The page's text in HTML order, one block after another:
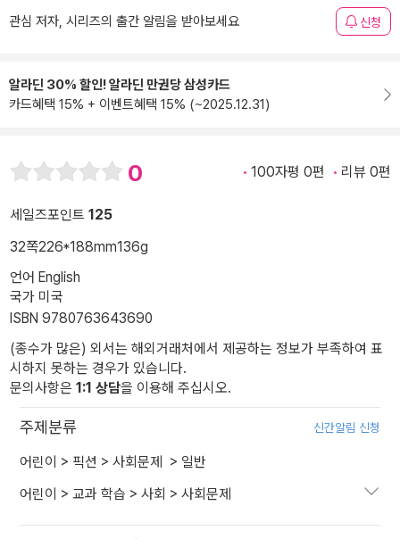
관심 저자, 시리즈의 출간 알림을 받아보세요 신청
알라딘 30% 할인! 알라딘 만권당 삼성카드
카드혜택 15% + 이벤트혜택 15% (~2025.12.31)
0 100자평 0편 리뷰 0편
세일즈포인트 125
32쪽226*188mm136g
언어 English
국가 미국
ISBN 9780763643690
(종수가 많은) 외서는 해외거래처에서 제공하는 정보가 부족하여 표
시하지 못하는 경우가 있습니다.
문의사항은 1:1 상담을 이용해 주십시오.
주제분류 신간알림 신청
어린이 > 픽션 > 사회문제 > 일반
어린이 > 교과 학습 > 사회 > 사회문제